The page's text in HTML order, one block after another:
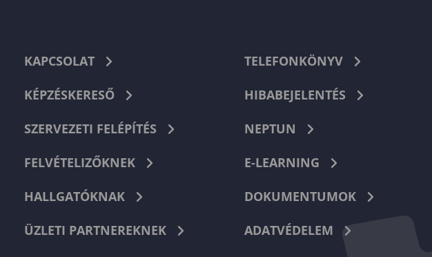
KAPCSOLAT
KÉPZÉSKERESŐ
SZERVEZETI FELÉPÍTÉS
FELVÉTELIZŐKNEK
HALLGATÓKNAK
ÜZLETI PARTNEREKNEK
TELEFONKÖNYV
HIBABEJELENTÉS
NEPTUN
E-LEARNING
DOKUMENTUMOK
ADATVÉDELEM